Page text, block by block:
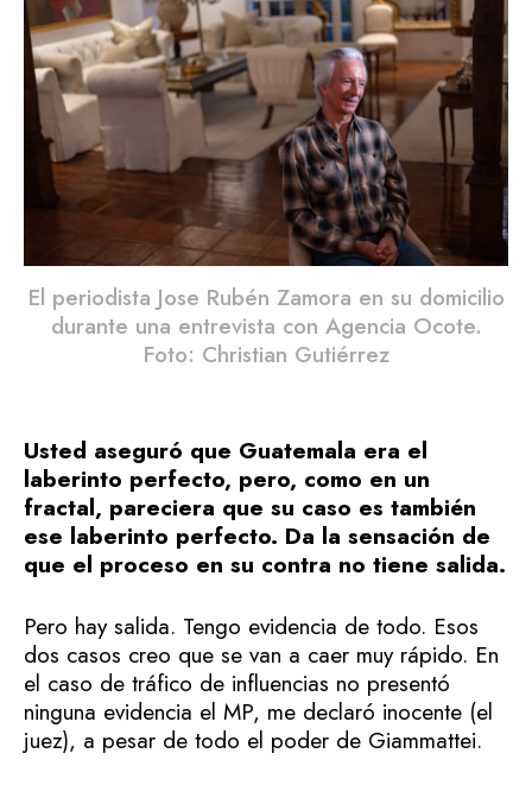
El periodista Jose Rubén Zamora en su domicilio
durante una entrevista con Agencia Ocote.
Foto: Christian Gutiérrez
Usted aseguró que Guatemala era el
laberinto perfecto, pero, como en un
fractal, pareciera que su caso es también
ese laberinto perfecto. Da la sensación de
que el proceso en su contra no tiene salida.
Pero hay salida. Tengo evidencia de todo. Esos
dos casos creo que se van a caer muy rápido. En
el caso de tráfico de influencias no presentó
ninguna evidencia el MP, me declaró inocente (el
juez), a pesar de todo el poder de Giammattei.